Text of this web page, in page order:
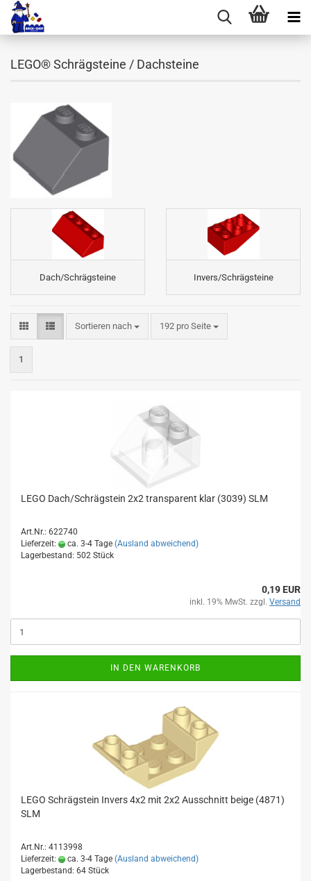
LEGO® Schrägsteine / Dachsteine
Dach/Schrägsteine Invers/Schrägsteine
Sortieren nach
Sortieren nach 192 pro Seite
pro Seite
1
LEGO Dach/Schrägstein 2x2 transparent klar (3039) SLM
Art.Nr.: 622740
Lieferzeit:
ca. 3-4 Tage (Ausland abweichend)
Lagerbestand: 502 Stück
0,19 EUR
inkl. 19% MwSt. zzgl. Versand
IN DEN WARENKORB
LEGO Schrägstein Invers 4x2 mit 2x2 Ausschnitt beige (4871)
SLM
Art.Nr.: 4113998
Lieferzeit:
ca. 3-4 Tage (Ausland abweichend)
Lagerbestand: 64 Stück